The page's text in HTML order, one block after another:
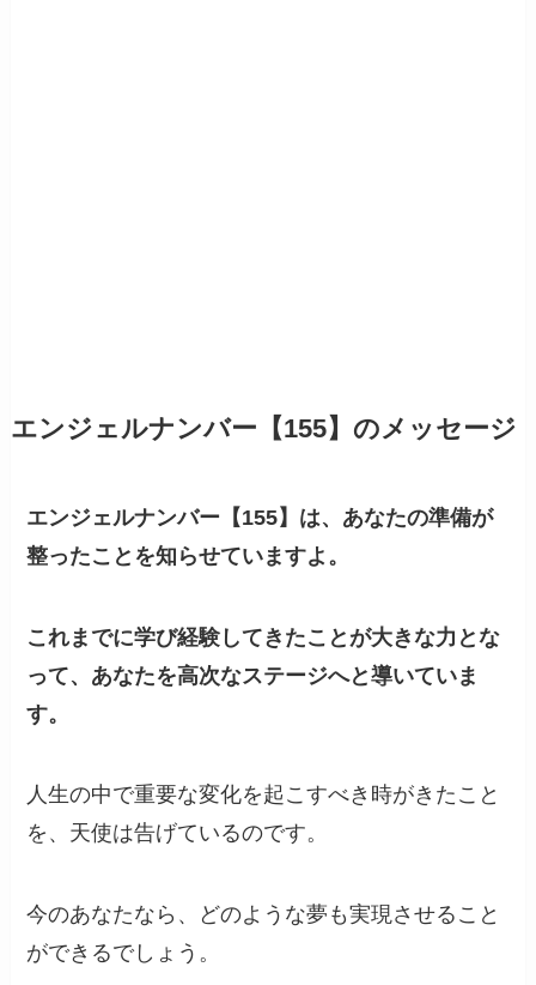
エンジェルナンバー【155】のメッセージ
エンジェルナンバー【155】は、あなたの準備が
整ったことを知らせていますよ。
これまでに学び経験してきたことが大きな力とな
って、あなたを高次なステージへと導いていま
す。
人生の中で重要な変化を起こすべき時がきたこと
を、天使は告げているのです。
今のあなたなら、どのような夢も実現させること
ができるでしょう。